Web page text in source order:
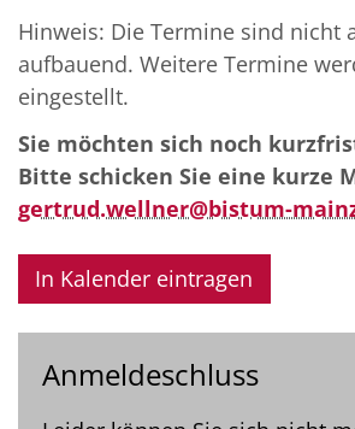
Hinweis: Die Termine sind nicht
aufbauend. Weitere Termine
eingestellt.
Sie möchten sich noch
Bitte schicken Sie eine kurze
gertrud.wellner@bistum-
In Kalender eintragen
Anmeldeschluss